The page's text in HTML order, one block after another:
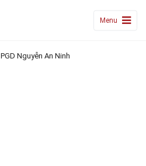
Menu
PGD Nguyễn An Ninh